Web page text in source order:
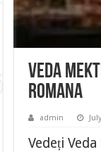
Veda
romana
admin
Vedeți